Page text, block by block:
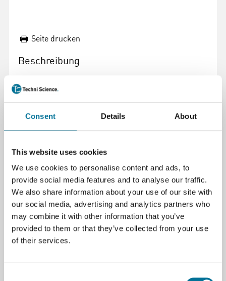
Consent Details About
This website uses cookies
We use cookies to personalise content and ads, to
provide social media features and to analyse our traffic.
We also share information about your use of our site with
our social media, advertising and analytics partners who
may combine it with other information that you’ve
provided to them or that they’ve collected from your use
of their services.
Seite drucken
Beschreibung
Die Beambox ist ein leistungsstarker Laserschneider
und -gravierer mit einem leistungsstarken CO₂-
schneiden und gravieren kann. schneiden und
gravieren kann.
Mit seinem Desktop-Design und der einfachen
Benutzeroberfläche sind Sie nur wenige Schritte
davon entfernt, kreative Designs zu erstellen. Der
Beambox Desktop-Laserschneider ist klein, hat aber
Funktionen, die in professionellen industriellen
Laserschneidern zu finden sind.
Der erschwingliche Preis und die Tischgröße (25 x 83
x 67 cm) machen ihn ideal für den Einsatz zu Hause,